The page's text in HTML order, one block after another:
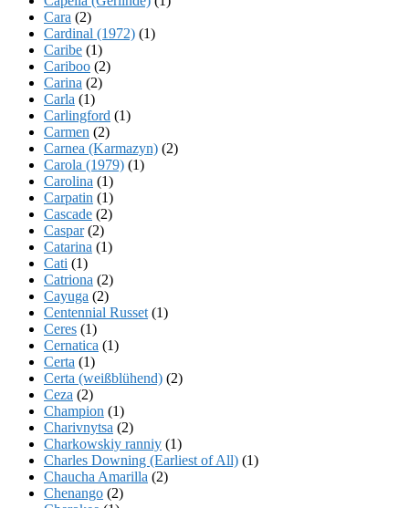
Cara (2)
Cardinal (1972) (1)
Caribe (1)
Cariboo (2)
Carina (2)
Carla (1)
Carlingford (1)
Carmen (2)
Carnea (Karmazyn) (2)
Carola (1979) (1)
Carolina (1)
Carpatin (1)
Cascade (2)
Caspar(2)
Catarina (1)
Cati (1)
Catriona (2)
Cayuga (2)
Centennial Russet (1)
Ceres (1)
Cernatica (1)
Certa (1)
Certa (weißblühend) (2)
Ceza (2)
Champion (1)
Charivnytsa (2)
Charkowskiy ranniy (1)
Charles Downing (Earliest of All) (1)
Chaucha Amarilla (2)
Chenango (2)